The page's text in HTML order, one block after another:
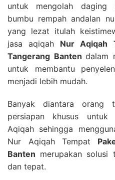
untuk mengolah daging
bumbu rempah andalan
yang lezat itulah
jasa aqiqah Nur Aqiqah
Tangerang Bantendalam
untuk membantu
menjadi lebih mudah.
Banyak diantara orang
persiapan khusus untuk
Aqiqah sehingga
Nur Aqiqah Tempat
Banten merupakan
dan tepat.